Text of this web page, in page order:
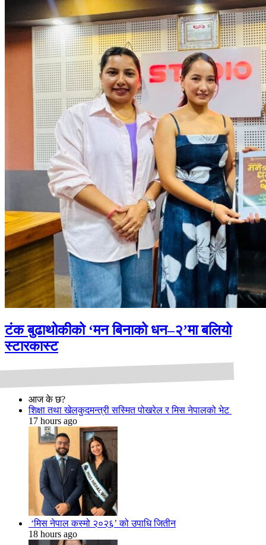
टंक बुढाथोकीको ‘मन बिनाको धन–२’मा बलियो
स्टारकास्ट
आज के छ?
शिक्षा तथा खेलकुदमन्त्री सस्मित पोखरेल र मिस नेपालको भेट
17 hours ago
‘मिस नेपाल कस्मो २०२६’ को उपाधि जितीन
18 hours ago